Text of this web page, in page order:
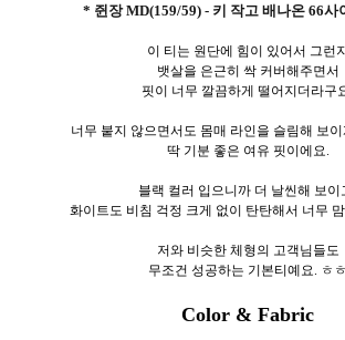
* 쥔장 MD(159/59) - 키 작고 배나온 66사
이 티는 원단에 힘이 있어서 그런
뱃살을 은근히 싹 커버해주면서
핏이 너무 깔끔하게 떨어지더라구
너무 붙지 않으면서도 몸매 라인을 슬림해 보
딱 기분 좋은 여유 핏이에요.
블랙 컬러 입으니까 더 날씬해 보이
화이트도 비침 걱정 크게 없이 탄탄해서 너무
저와 비슷한 체형의 고객님들도
무조건 성공하는 기본티예요. ㅎㅎ
Color & Fabric